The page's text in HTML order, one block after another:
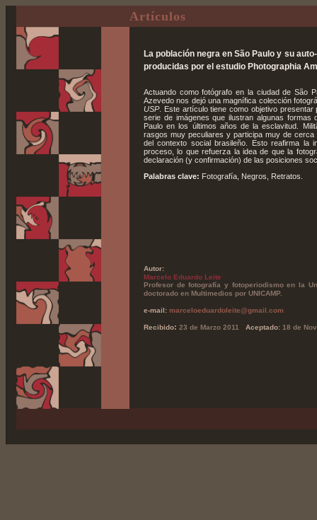
Artículos
La población negra en São Paulo y su
producidas por el estudio Photographia
Actuando como fotógrafo en la ciudad de São
Azevedo nos dejó una magnífica colección
USP. Este artículo tiene como objetivo
serie de imágenes que ilustran algunas formas
Paulo en los últimos años de la esclavitud.
rasgos muy peculiares y participa muy de
del contexto social brasileño. Esto reafirma la
proceso, lo que refuerza la idea de que la
declaración (y confirmación) de las posiciones
Palabras clave: Fotografía, Negros, Retratos.
Autor:
Marcelo Eduardo Leite
Profesor de fotografía y fotoperiodismo en la
doctorado en Multimedios por UNICAMP.
e-mail: marceloeduardoleite@gmail.com
Recibido: 23 de Marzo 2011 Aceptado: 18 de